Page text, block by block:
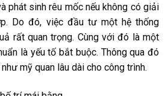
phát sinh rêu mốc nếu không có giải
Do đó, việc đầu tư một hệ thống
rất quan trọng. Cùng với đó là một
là yếu tố bắt buộc. Thông qua đó
mỹ quan lâu dài cho công trình.